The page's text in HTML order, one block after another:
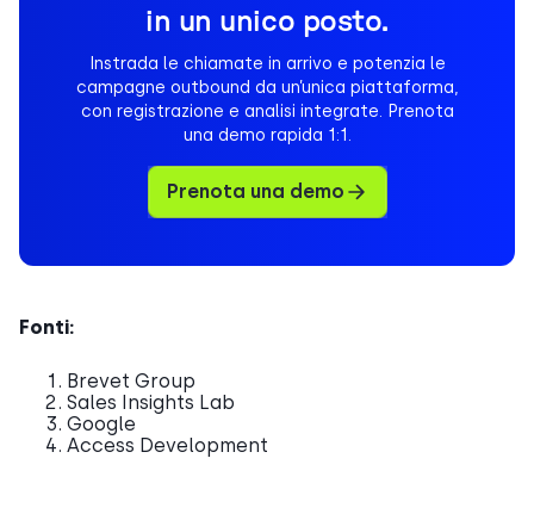
in un unico posto.
Instrada le chiamate in arrivo e potenzia le
campagne outbound da un’unica piattaforma,
con registrazione e analisi integrate. Prenota
una demo rapida 1:1.
Prenota una demo
Fonti:
Brevet Group
Sales Insights Lab
Google
Access Development